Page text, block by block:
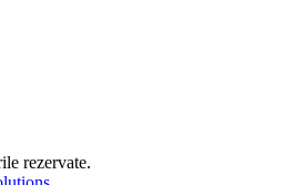
rezervate.